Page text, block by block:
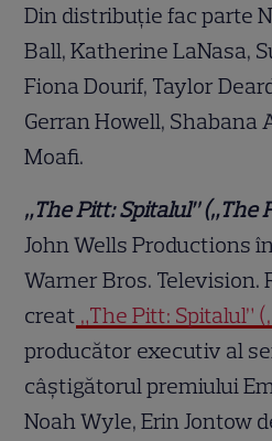
Din distribuție fac parte
Ball, Katherine LaNasa,
Fiona Dourif, Taylor
Gerran Howell, Shabana
Moafi.
„The Pitt: Spitalul” („The
John Wells Productions
Warner Bros. Television.
creat „The Pitt: Spitalul”
producător executiv al
câștigătorul premiului
Noah Wyle, Erin Jontow